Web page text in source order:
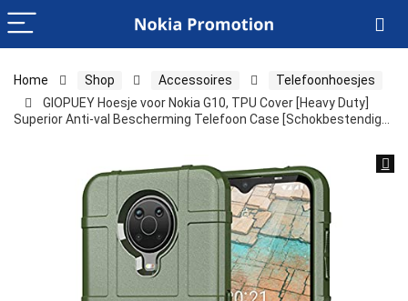
Home Shop Accessoires
Telefoonhoesjes
GIOPUEY Hoesje voor Nokia G10, TPU Cover [Heavy Duty]
Superior Anti-val Bescherming Telefoon Case [Schokbestendig…